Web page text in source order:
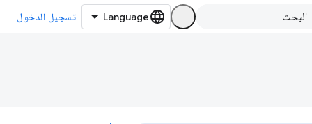
تسجيل الدخول